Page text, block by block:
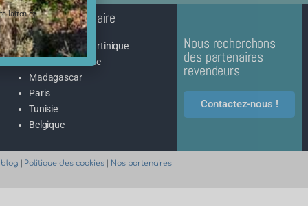
Recherche partenaire
Guadeloupe/Martinique
Réunion/Maurice
Madagascar
Paris
Tunisie
Belgique
Nous recherchons
des partenaires
revendeurs
Contactez-nous !
blog| Politique des cookies| Nos partenaires
laiton et